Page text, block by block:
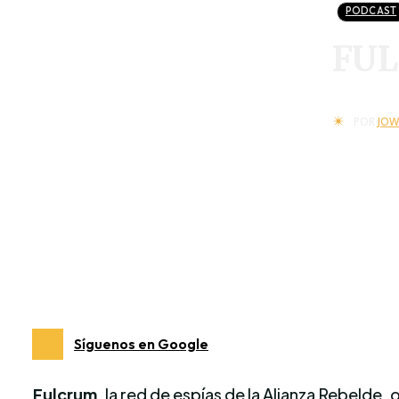
PODCAST
Síguenos en Google
Fulcrum , la red de espías de la Alianza